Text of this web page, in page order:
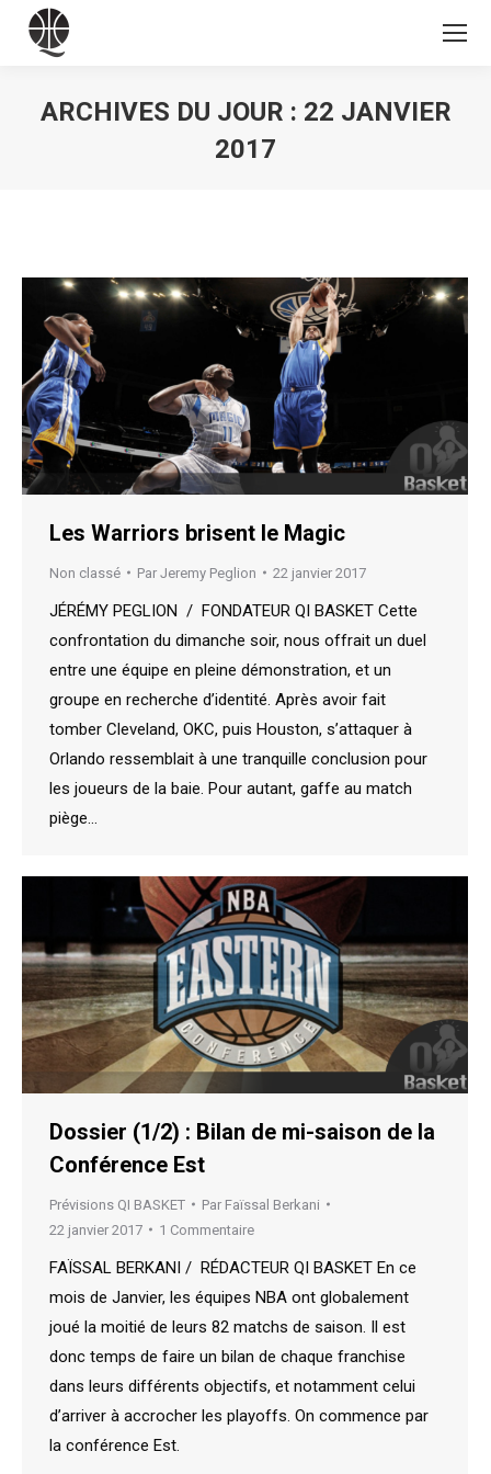
ARCHIVES DU JOUR : 22 JANVIER
2017
Les Warriors brisent le Magic
Non classé Par Jeremy Peglion 22 janvier 2017
JÉRÉMY PEGLION / FONDATEUR QI BASKET Cette
confrontation du dimanche soir, nous offrait un duel
entre une équipe en pleine démonstration, et un
groupe en recherche d’identité. Après avoir fait
tomber Cleveland, OKC, puis Houston, s’attaquer à
Orlando ressemblait à une tranquille conclusion pour
les joueurs de la baie. Pour autant, gaffe au match
piège…
Dossier (1/2) : Bilan de mi-saison de la
Conférence Est
Prévisions QI BASKET Par Faïssal Berkani
22 janvier 2017
1 Commentaire
FAÏSSAL BERKANI / RÉDACTEUR QI BASKET En ce
mois de Janvier, les équipes NBA ont globalement
joué la moitié de leurs 82 matchs de saison. Il est
donc temps de faire un bilan de chaque franchise
dans leurs différents objectifs, et notamment celui
d’arriver à accrocher les playoffs. On commence par
la conférence Est.